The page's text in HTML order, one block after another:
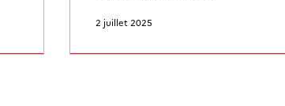
2 juillet 2025